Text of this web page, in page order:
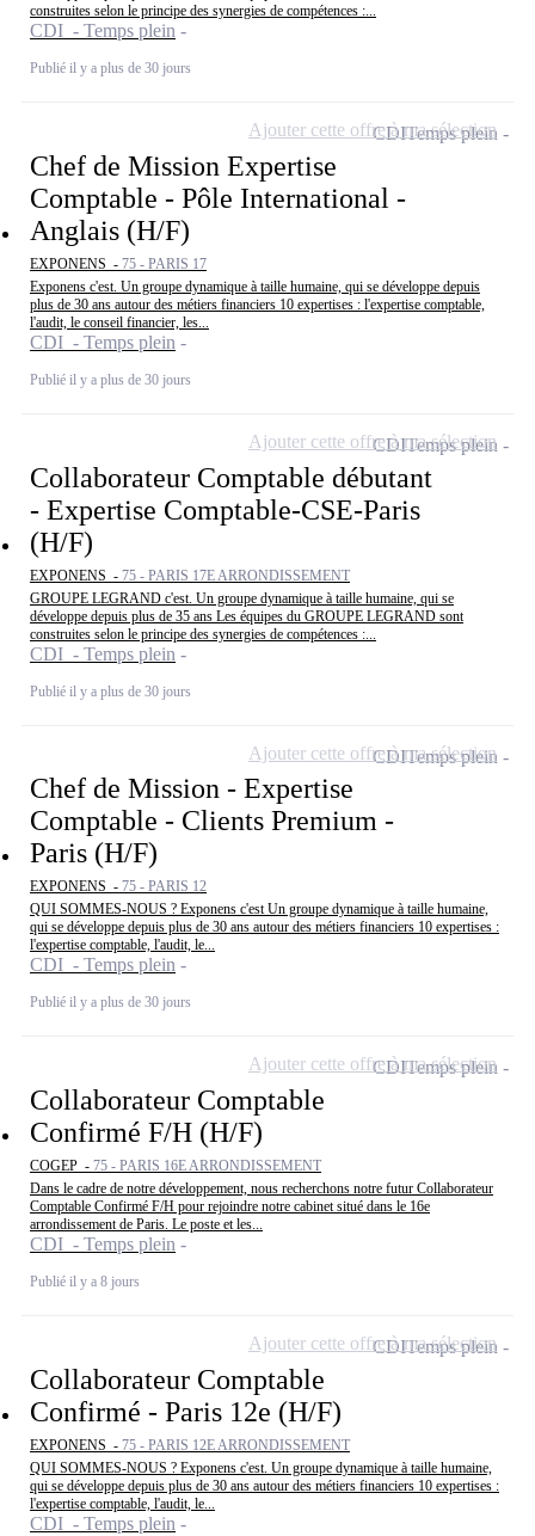
construites selon le principe des synergies de compétences :...
CDI - Temps plein
Publié il y a plus de 30 jours
Chef de Mission Expertise
Comptable - Pôle International -
Anglais (H/F)
EXPONENS - 75 - PARIS 17
Exponens c'est. Un groupe dynamique à taille humaine, qui se développe depuis
plus de 30 ans autour des métiers financiers 10 expertises : l'expertise comptable,
l'audit, le conseil financier, les...
CDI - Temps plein
Publié il y a plus de 30 jours
CDITemps plein
Ajouter cette offre à ma sélection
Collaborateur Comptable débutant
- Expertise Comptable-CSE-Paris
(H/F)
EXPONENS - 75 - PARIS 17E ARRONDISSEMENT
GROUPE LEGRAND c'est. Un groupe dynamique à taille humaine, qui se
développe depuis plus de 35 ans Les équipes du GROUPE LEGRAND sont
construites selon le principe des synergies de compétences :...
CDI - Temps plein
Publié il y a plus de 30 jours
CDITemps plein
Ajouter cette offre à ma sélection
Chef de Mission - Expertise
Comptable - Clients Premium -
Paris (H/F)
EXPONENS - 75 - PARIS 12
QUI SOMMES-NOUS ? Exponens c'est Un groupe dynamique à taille humaine,
qui se développe depuis plus de 30 ans autour des métiers financiers 10 expertises :
l'expertise comptable, l'audit, le...
CDI - Temps plein
Publié il y a plus de 30 jours
CDITemps plein
Ajouter cette offre à ma sélection
Collaborateur Comptable
Confirmé F/H (H/F)
COGEP - 75 - PARIS 16E ARRONDISSEMENT
Dans le cadre de notre développement, nous recherchons notre futur Collaborateur
Comptable Confirmé F/H pour rejoindre notre cabinet situé dans le 16e
arrondissement de Paris. Le poste et les...
CDI - Temps plein
Publié il y a 8 jours
CDITemps plein
Ajouter cette offre à ma sélection
Collaborateur Comptable
Confirmé - Paris 12e (H/F)
EXPONENS - 75 - PARIS 12E ARRONDISSEMENT
QUI SOMMES-NOUS ? Exponens c'est. Un groupe dynamique à taille humaine,
qui se développe depuis plus de 30 ans autour des métiers financiers 10 expertises :
l'expertise comptable, l'audit, le...
CDI - Temps plein
CDITemps plein
Ajouter cette offre à ma sélection